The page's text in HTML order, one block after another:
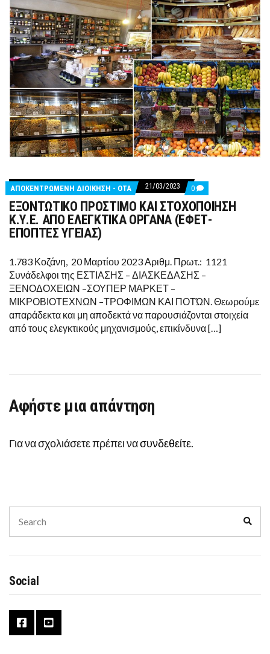
ΑΠΟΚΕΝΤΡΩΜΕΝΗ ΔΙΟΙΚΗΣΗ - ΟΤΑ 21/03/2023 0 COMMENTS
ON
ΕΞΟΝΤΩΤΙΚΟ
ΠΡΟΣΤΙΜΟ
ΚΑΙ
ΕΛΕΓΚΤΙΚΑ
(ΕΦΕΤ-
ΥΓΕΙΑΣ)
ΕΞΟΝΤΩΤΙΚΟ ΠΡΟΣΤΙΜΟ ΚΑΙ ΣΤΟΧΟΠΟΙΗΣΗ
Κ.Υ.Ε. ΑΠΟ ΕΛΕΓΚΤΙΚΑ ΟΡΓΑΝΑ (ΕΦΕΤ-
ΕΠΟΠΤΕΣ ΥΓΕΙΑΣ)
1.783 Κοζάνη, 20 Μαρτίου 2023 Αριθμ. Πρωτ.: 1121
Συνάδελφοι της ΕΣΤΙΑΣΗΣ – ΔΙΑΣΚΕΔΑΣΗΣ –
ΞΕΝΟΔΟΧΕΙΩΝ –ΣΟΥΠΕΡ ΜΑΡΚΕΤ –
ΜΙΚΡΟΒΙΟΤΕΧΝΩΝ –ΤΡΟΦΙΜΩΝ ΚΑΙ ΠΟΤΏΝ. Θεωρούμε
απαράδεκτα και μη αποδεκτά να παρουσιάζονται στοιχεία
από τους ελεγκτικούς μηχανισμούς, επικίνδυνα […]
Αφήστε μια απάντηση
Για να σχολιάσετε πρέπει νασυνδεθείτε.
for:
Social